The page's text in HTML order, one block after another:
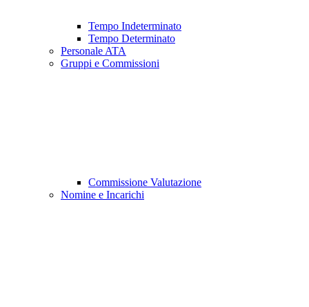
Tempo Indeterminato
Tempo Determinato
Personale ATA
Gruppi e Commissioni
Commissione Valutazione
Nomine e Incarichi